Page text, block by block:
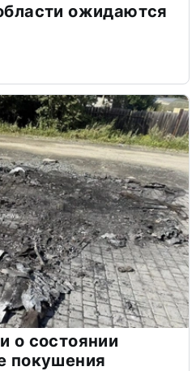
ожидаются
о состоянии
покушения